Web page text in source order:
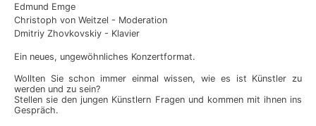
Edmund Emge
Christoph von Weitzel - Moderation
Dmitriy Zhovkovskiy - Klavier
Ein neues, ungewöhnliches Konzertformat.
Wollten Sie schon immer einmal wissen, wie es ist Künstler zu
werden und zu sein?
Stellen sie den jungen Künstlern Fragen und kommen mit ihnen ins
Gespräch.